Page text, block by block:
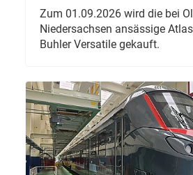
Zum 01.09.2026 wird die bei
Niedersachsen ansässige
Buhler Versatile gekauft.